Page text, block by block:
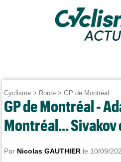
Cyclisme > Route >GP de Montréal
GP de Montréal -
Montréal... Sivakov
Par Nicolas GAUTHIER le 10/09/